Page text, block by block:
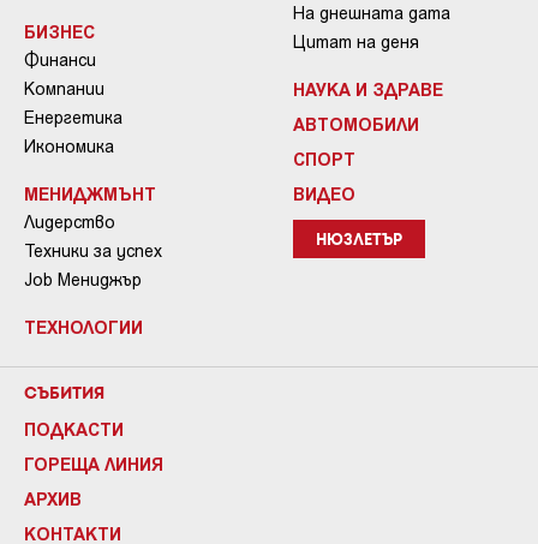
БИЗНЕС
Финанси
Компании
Енергетика
Икономика
МЕНИДЖМЪНТ
Лидерство
Техники за успех
Job Мениджър
ТЕХНОЛОГИИ
На днешната дата
Цитат на деня
НАУКА И ЗДРАВЕ
АВТОМОБИЛИ
СПОРТ
ВИДЕО
НЮЗЛЕТЪР
СЪБИТИЯ
ПОДКАСТИ
ГОРЕЩА ЛИНИЯ
АРХИВ
КОНТАКТИ